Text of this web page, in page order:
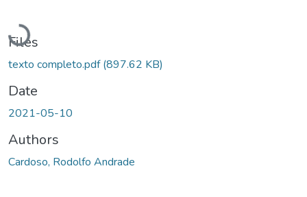
Loading...
Files
texto completo.pdf(897.62 KB)
Date
2021-05-10
Authors
Cardoso, Rodolfo Andrade